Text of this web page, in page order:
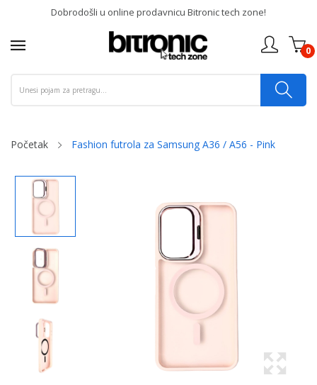
Dobrodošli u online prodavnicu Bitronic tech zone!
0
Početak Fashion futrola za Samsung A36 / A56 - Pink